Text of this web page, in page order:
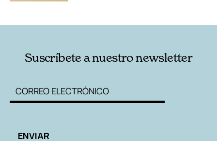
Suscríbete a nuestro newsletter